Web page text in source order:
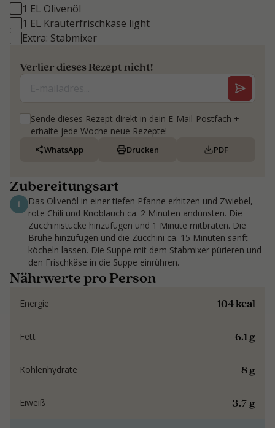
1 EL Olivenöl
1 EL Kräuterfrischkäse light
Extra: Stabmixer
Verlier dieses Rezept nicht!
Sende dieses Rezept direkt in dein E-Mail-Postfach +
erhalte jede Woche neue Rezepte!
WhatsApp Drucken PDF
Zubereitungsart
1
Das Olivenöl in einer tiefen Pfanne erhitzen und Zwiebel,
rote Chili und Knoblauch ca. 2 Minuten andünsten. Die
Zucchinistücke hinzufügen und 1 Minute mitbraten. Die
Brühe hinzufügen und die Zucchini ca. 15 Minuten sanft
köcheln lassen. Die Suppe mit dem Stabmixer pürieren und
den Frischkäse in die Suppe einrühren.
Nährwerte pro Person
104 kcal
Energie
6.1 g
Fett
8 g
Kohlenhydrate
3.7 g
Eiweiß